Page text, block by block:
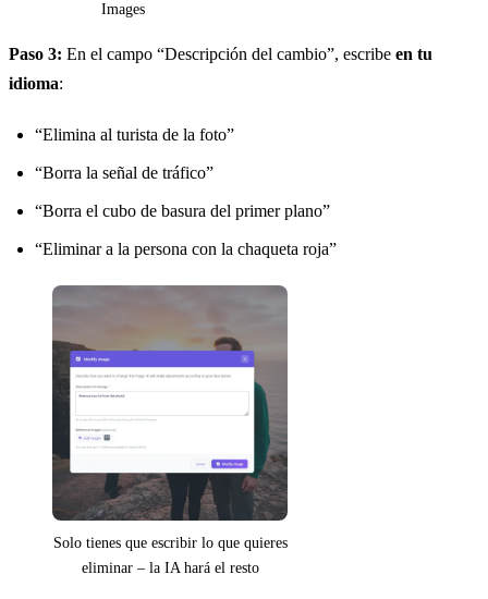
Images
Paso 3: En el campo “Descripción del cambio”, escribe en tu
idioma:
“Elimina al turista de la foto”
“Borra la señal de tráfico”
“Borra el cubo de basura del primer plano”
“Eliminar a la persona con la chaqueta roja”
Solo tienes que escribir lo que quieres
eliminar – la IA hará el resto